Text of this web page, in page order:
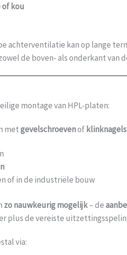
kou
achterventilatie kan op lange
de boven- als onderkant van
montage van HPL-platen:
metgevelschroevenofklinknagels
of in de industriële bouw
zo nauwkeurig mogelijk– de
plus de vereiste
via: